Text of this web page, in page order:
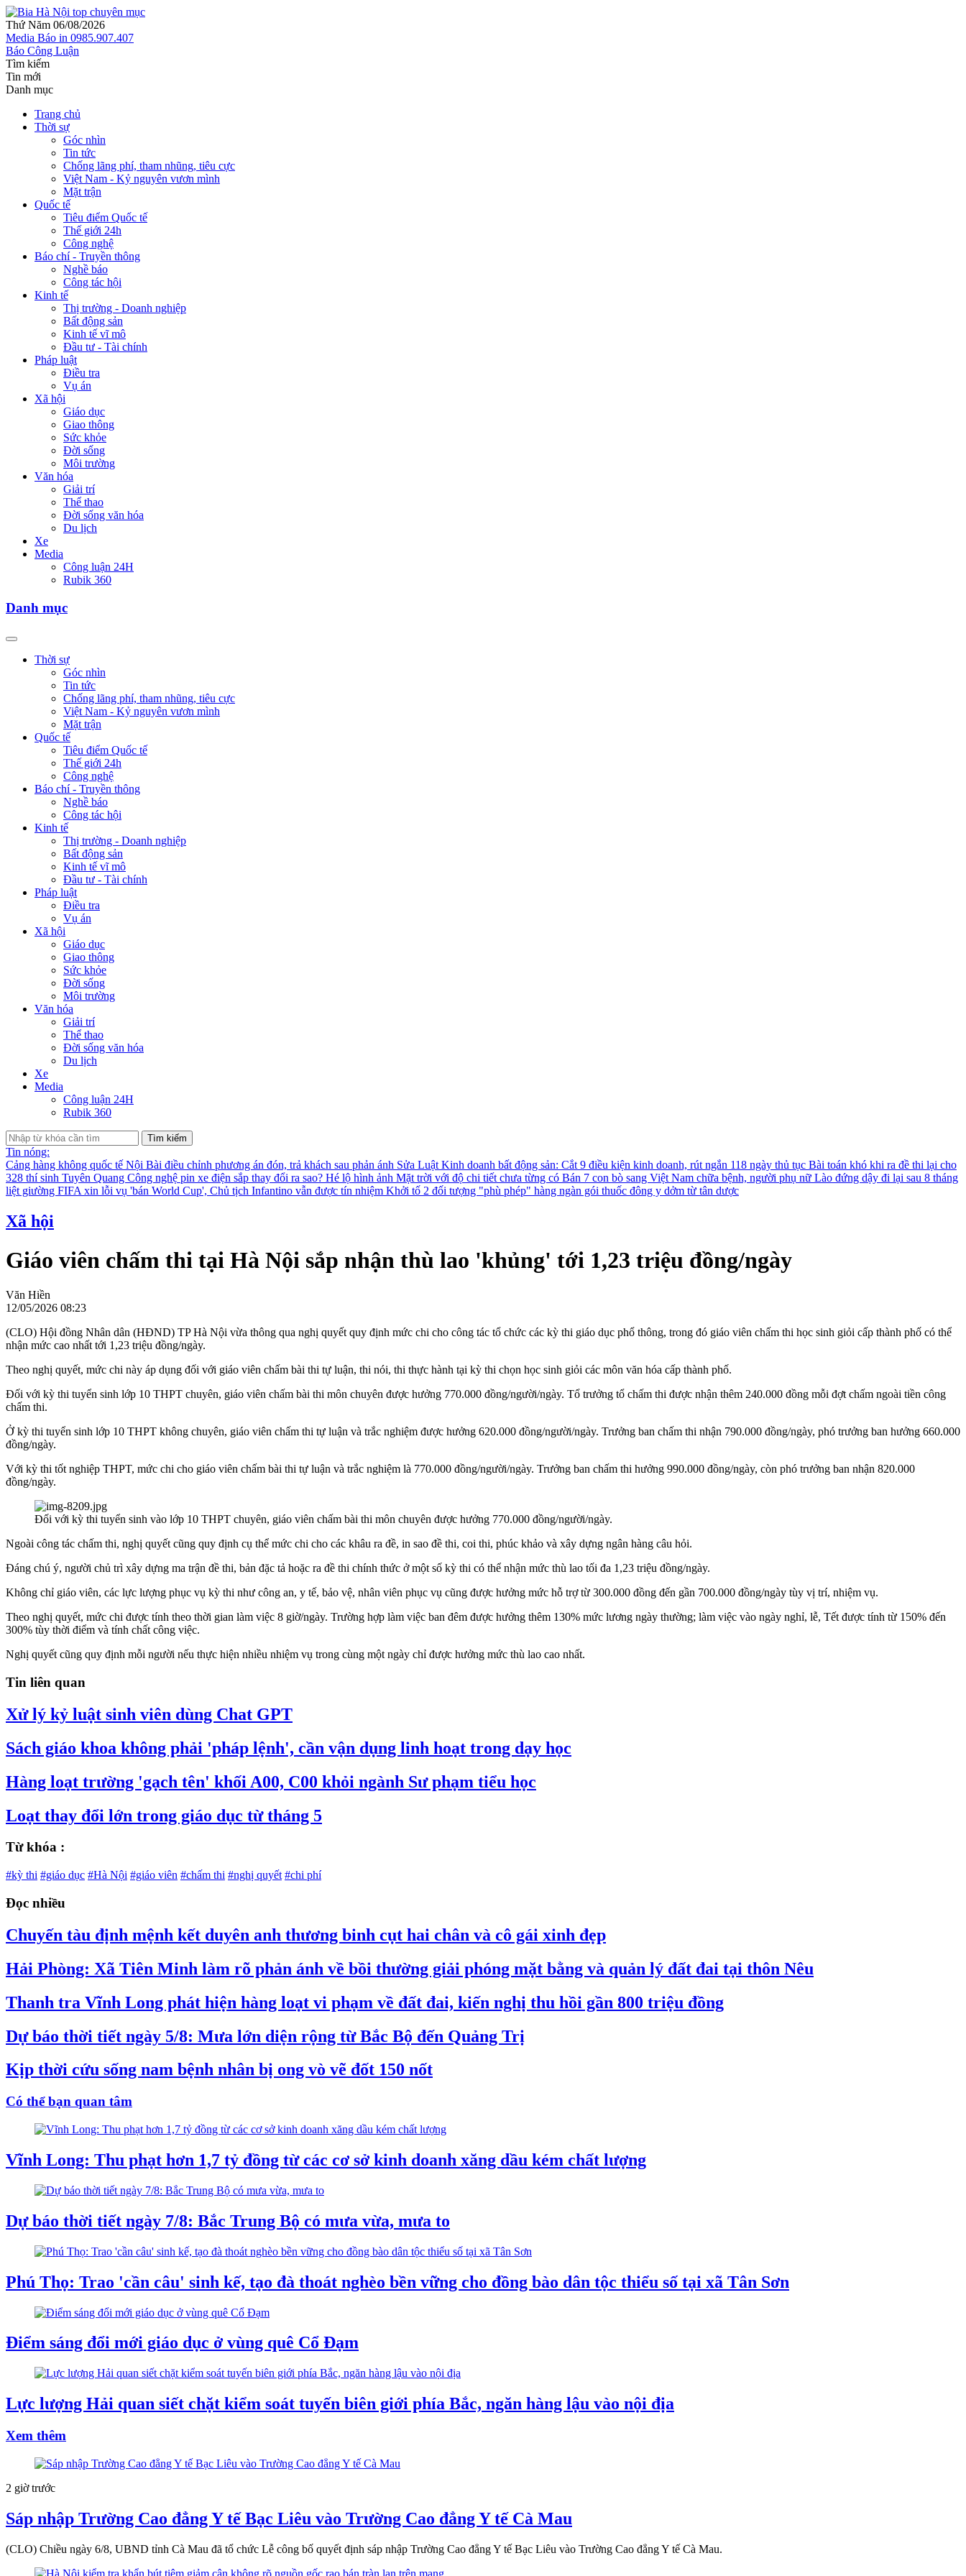
Thứ Năm 06/08/2026
Media Báo in 0985.907.407
Báo Công Luận
Tìm kiếm
Tin mới
Danh mục
Trang chủ
Thời sự
Góc nhìn
Tin tức
Chống lãng phí, tham nhũng, tiêu cực
Việt Nam - Kỷ nguyên vươn mình
Mặt trận
Quốc tế
Tiêu điểm Quốc tế
Thế giới 24h
Công nghệ
Báo chí - Truyền thông
Nghề báo
Công tác hội
Kinh tế
Thị trường - Doanh nghiệp
Bất động sản
Kinh tế vĩ mô
Đầu tư - Tài chính
Pháp luật
Điều tra
Vụ án
Xã hội
Giáo dục
Giao thông
Sức khỏe
Đời sống
Môi trường
Văn hóa
Giải trí
Thể thao
Đời sống văn hóa
Du lịch
Xe
Media
Công luận 24H
Rubik 360
Danh mục
Thời sự
Góc nhìn
Tin tức
Chống lãng phí, tham nhũng, tiêu cực
Việt Nam - Kỷ nguyên vươn mình
Mặt trận
Quốc tế
Tiêu điểm Quốc tế
Thế giới 24h
Công nghệ
Báo chí - Truyền thông
Nghề báo
Công tác hội
Kinh tế
Thị trường - Doanh nghiệp
Bất động sản
Kinh tế vĩ mô
Đầu tư - Tài chính
Pháp luật
Điều tra
Vụ án
Xã hội
Giáo dục
Giao thông
Sức khỏe
Đời sống
Môi trường
Văn hóa
Giải trí
Thể thao
Đời sống văn hóa
Du lịch
Xe
Media
Công luận 24H
Rubik 360
Tìm kiếm
Tin nóng:
Cảng hàng không quốc tế Nội Bài điều chỉnh phương án đón, trả khách sau phản ánh Sửa Luật Kinh doanh bất động sản: Cắt 9 điều kiện kinh doanh, rút ngắn 118 ngày thủ tục Bài toán khó khi ra đề thi lại cho
328 thí sinh Tuyên Quang Công nghệ pin xe điện sắp thay đổi ra sao? Hé lộ hình ảnh Mặt trời với độ chi tiết chưa từng có Bán 7 con bò sang Việt Nam chữa bệnh, người phụ nữ Lào đứng dậy đi lại sau 8 tháng
liệt giường FIFA xin lỗi vụ 'bán World Cup', Chủ tịch Infantino vẫn được tín nhiệm Khởi tố 2 đối tượng "phù phép" hàng ngàn gói thuốc đông y dởm từ tân dược
Xã hội
Giáo viên chấm thi tại Hà Nội sắp nhận thù lao 'khủng' tới 1,23 triệu đồng/ngày
Văn Hiền
12/05/2026 08:23
(CLO) Hội đồng Nhân dân (HĐND) TP Hà Nội vừa thông qua nghị quyết quy định mức chi cho công tác tổ chức các kỳ thi giáo dục phổ thông, trong đó giáo viên chấm thi học sinh giỏi cấp thành phố có thể
nhận mức cao nhất tới 1,23 triệu đồng/ngày.
Theo nghị quyết, mức chi này áp dụng đối với giáo viên chấm bài thi tự luận, thi nói, thi thực hành tại kỳ thi chọn học sinh giỏi các môn văn hóa cấp thành phố.
Đối với kỳ thi tuyển sinh lớp 10 THPT chuyên, giáo viên chấm bài thi môn chuyên được hưởng 770.000 đồng/người/ngày. Tổ trưởng tổ chấm thi được nhận thêm 240.000 đồng mỗi đợt chấm ngoài tiền công
chấm thi.
Ở kỳ thi tuyển sinh lớp 10 THPT không chuyên, giáo viên chấm thi tự luận và trắc nghiệm được hưởng 620.000 đồng/người/ngày. Trưởng ban chấm thi nhận 790.000 đồng/ngày, phó trưởng ban hưởng 660.000
đồng/ngày.
Với kỳ thi tốt nghiệp THPT, mức chi cho giáo viên chấm bài thi tự luận và trắc nghiệm là 770.000 đồng/người/ngày. Trưởng ban chấm thi hưởng 990.000 đồng/ngày, còn phó trưởng ban nhận 820.000
đồng/ngày.
Đối với kỳ thi tuyển sinh vào lớp 10 THPT chuyên, giáo viên chấm bài thi môn chuyên được hưởng 770.000 đồng/người/ngày.
Ngoài công tác chấm thi, nghị quyết cũng quy định cụ thể mức chi cho các khâu ra đề, in sao đề thi, coi thi, phúc khảo và xây dựng ngân hàng câu hỏi.
Đáng chú ý, người chủ trì xây dựng ma trận đề thi, bản đặc tả hoặc ra đề thi chính thức ở một số kỳ thi có thể nhận mức thù lao tối đa 1,23 triệu đồng/ngày.
Không chỉ giáo viên, các lực lượng phục vụ kỳ thi như công an, y tế, bảo vệ, nhân viên phục vụ cũng được hưởng mức hỗ trợ từ 300.000 đồng đến gần 700.000 đồng/ngày tùy vị trí, nhiệm vụ.
Theo nghị quyết, mức chi được tính theo thời gian làm việc 8 giờ/ngày. Trường hợp làm việc ban đêm được hưởng thêm 130% mức lương ngày thường; làm việc vào ngày nghỉ, lễ, Tết được tính từ 150% đến
300% tùy thời điểm và tính chất công việc.
Nghị quyết cũng quy định mỗi người nếu thực hiện nhiều nhiệm vụ trong cùng một ngày chỉ được hưởng mức thù lao cao nhất.
Tin liên quan
Xử lý kỷ luật sinh viên dùng Chat GPT
Sách giáo khoa không phải 'pháp lệnh', cần vận dụng linh hoạt trong dạy học
Hàng loạt trường 'gạch tên' khối A00, C00 khỏi ngành Sư phạm tiểu học
Loạt thay đổi lớn trong giáo dục từ tháng 5
Từ khóa :
#kỳ thi #giáo dục #Hà Nội #giáo viên #chấm thi #nghị quyết #chi phí
Đọc nhiều
Chuyến tàu định mệnh kết duyên anh thương binh cụt hai chân và cô gái xinh đẹp
Hải Phòng: Xã Tiên Minh làm rõ phản ánh về bồi thường giải phóng mặt bằng và quản lý đất đai tại thôn Nêu
Thanh tra Vĩnh Long phát hiện hàng loạt vi phạm về đất đai, kiến nghị thu hồi gần 800 triệu đồng
Dự báo thời tiết ngày 5/8: Mưa lớn diện rộng từ Bắc Bộ đến Quảng Trị
Kịp thời cứu sống nam bệnh nhân bị ong vò vẽ đốt 150 nốt
Có thể bạn quan tâm
Vĩnh Long: Thu phạt hơn 1,7 tỷ đồng từ các cơ sở kinh doanh xăng dầu kém chất lượng
Dự báo thời tiết ngày 7/8: Bắc Trung Bộ có mưa vừa, mưa to
Phú Thọ: Trao 'cần câu' sinh kế, tạo đà thoát nghèo bền vững cho đồng bào dân tộc thiểu số tại xã Tân Sơn
Điểm sáng đổi mới giáo dục ở vùng quê Cổ Đạm
Lực lượng Hải quan siết chặt kiểm soát tuyến biên giới phía Bắc, ngăn hàng lậu vào nội địa
Xem thêm
2 giờ trước
Sáp nhập Trường Cao đẳng Y tế Bạc Liêu vào Trường Cao đẳng Y tế Cà Mau
(CLO) Chiều ngày 6/8, UBND tỉnh Cà Mau đã tổ chức Lễ công bố quyết định sáp nhập Trường Cao đẳng Y tế Bạc Liêu vào Trường Cao đẳng Y tế Cà Mau.